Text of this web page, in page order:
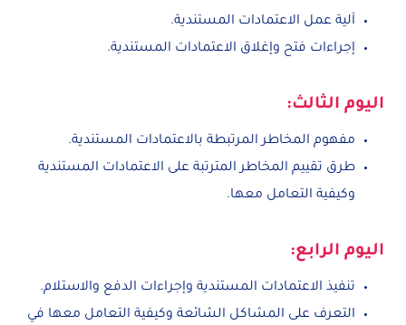
آلية عمل الاعتمادات المستندية.
إجراءات فتح وإغلاق الاعتمادات المستندية.
اليوم الثالث:
مفهوم المخاطر المرتبطة بالاعتمادات المستندية.
طرق تقييم المخاطر المترتبة على الاعتمادات المستندية
وكيفية التعامل معها.
اليوم الرابع:
تنفيذ الاعتمادات المستندية وإجراءات الدفع والاستلام.
التعرف على المشاكل الشائعة وكيفية التعامل معها في